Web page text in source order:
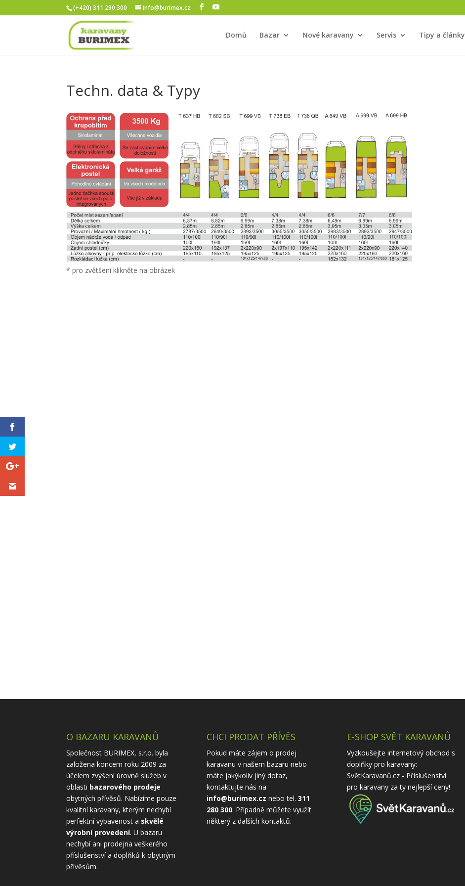
(+420) 311 280 300 info@burimex.cz
Domů Bazar Nové karavany Servis Tipy a články
Techn. data & Typy
* pro zvětšení klikněte na obrázek
O BAZARU KARAVANŮ
Společnost BURIMEX, s.r.o. byla
založena koncem roku 2009 za
účelem zvýšení úrovně služeb v
oblasti bazarového prodeje
obytných přívěsů. Nabízíme pouze
kvalitní karavany, kterým nechybí
perfektní vybavenost a skvělé
výrobní provedení. U bazaru
nechybí ani prodejna veškerého
příslušenství a doplňků k obytným
přívěsům.
CHCI PRODAT PŘÍVĚS
Pokud máte zájem o prodej
karavanu v našem bazaru nebo
máte jakýkoliv jiný dotaz,
kontaktujte nás na
info@burimex.cz nebo tel. 311
280 300. Případně můžete využít
některý z dalších kontaktů.
E-SHOP SVĚT KARAVANŮ
Vyzkoušejte internetový obchod s
doplňky pro karavany:
SvětKaravanů.cz - Příslušenství
pro karavanyza ty nejlepší ceny!